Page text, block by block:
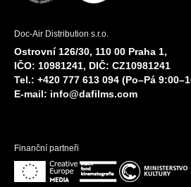
Doc-Air Distribution s.r.o.
Ostrovní 126/30, 110 00 Praha 1,
IČO: 10981241, DIČ: CZ10981241
Tel.: +420 777 613 094 (Po–Pá
E-mail: info@dafilms.com
Finanční partneři